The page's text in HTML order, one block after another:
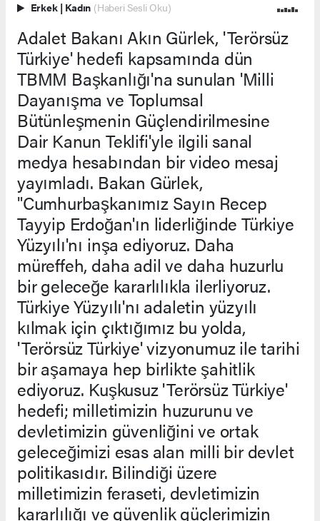
Erkek | Kadın (Haberi Sesli Oku)
Adalet Bakanı Akın Gürlek, 'Terörsüz
Türkiye' hedefi kapsamında dün
TBMM Başkanlığı'na sunulan 'Milli
Dayanışma ve Toplumsal
Bütünleşmenin Güçlendirilmesine
Dair Kanun Teklifi'yle ilgili sanal
medya hesabından bir video mesaj
yayımladı. Bakan Gürlek,
"Cumhurbaşkanımız Sayın Recep
Tayyip Erdoğan'ın liderliğinde Türkiye
Yüzyılı'nı inşa ediyoruz. Daha
müreffeh, daha adil ve daha huzurlu
bir geleceğe kararlılıkla ilerliyoruz.
Türkiye Yüzyılı'nı adaletin yüzyılı
kılmak için çıktığımız bu yolda,
'Terörsüz Türkiye' vizyonumuz ile tarihi
bir aşamaya hep birlikte şahitlik
ediyoruz. Kuşkusuz 'Terörsüz Türkiye'
hedefi; milletimizin huzurunu ve
devletimizin güvenliğini ve ortak
geleceğimizi esas alan milli bir devlet
politikasıdır. Bilindiği üzere
milletimizin feraseti, devletimizin
kararlılığı ve güvenlik güçlerimizin